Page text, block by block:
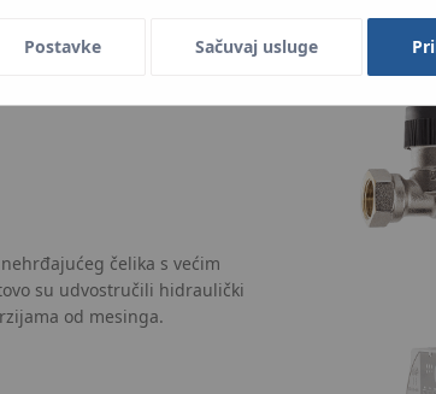
čelika s većim
su udvostručili hidraulički
od mesinga.
Postavke Sačuvaj usluge